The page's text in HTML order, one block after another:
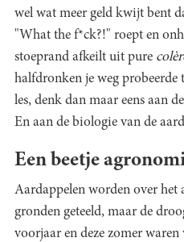
wel wat meer geld kwijt bent
"What the f*ck?!" roept en
stoeprand afkeilt uit pure
halfdronken je weg probeerde
les, denk dan maar eens aan
En aan de biologie van de
Een beetje
Aardappelen worden over het
gronden geteeld, maar de
voorjaar en deze zomer waren